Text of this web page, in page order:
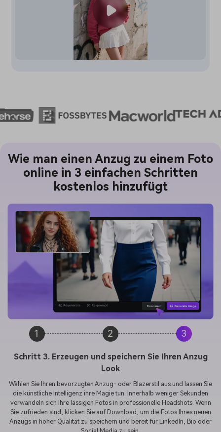
Wie man einen Anzug zu einem Foto
online in 3 einfachen Schritten
kostenlos hinzufügt
1 2 3
Schritt 3. Erzeugen und speichern Sie Ihren Anzug
Look
Wählen Sie Ihren bevorzugten Anzug- oder Blazerstil aus und lassen Sie
die künstliche Intelligenz ihre Magie tun. Innerhalb weniger Sekunden
verwandeln sich Ihre lässigen Fotos in professionelle Headshots. Wenn
Sie zufrieden sind, klicken Sie auf Download, um die Fotos Ihres neuen
Anzugs in hoher Qualität zu speichern und bereit für LinkedIn, Bio oder